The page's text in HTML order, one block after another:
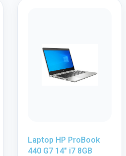
Laptop HP ProBook
440 G7 14″ i7 8GB